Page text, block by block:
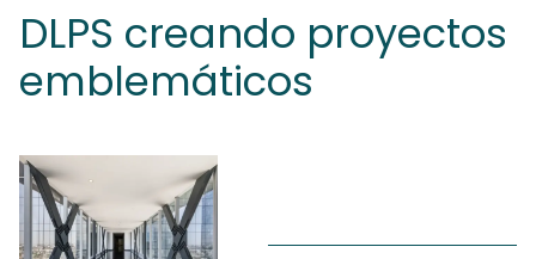
DLPS creando proyectos
emblemáticos